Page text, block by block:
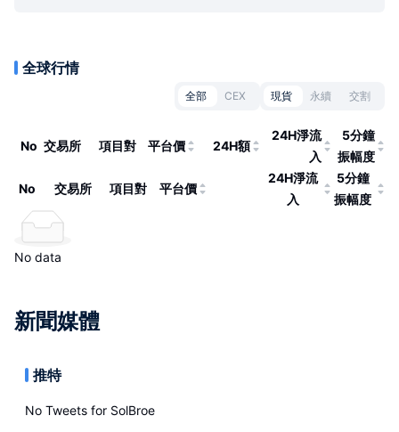
全球行情
全部 CEX 現貨 永續 交割
No 交易所 項目對 平台價 24H額
24H淨流
入
5分鐘
振幅度
No 交易所 項目對 平台價
24H淨流
入
5分鐘
振幅度
No data
新聞媒體
推特
No Tweets for SolBroe